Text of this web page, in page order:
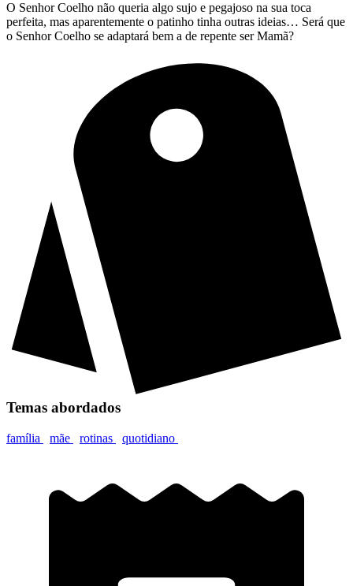
O Senhor Coelho não queria algo sujo e pegajoso na sua toca
perfeita, mas aparentemente o patinho tinha outras ideias… Será que
o Senhor Coelho se adaptará bem a de repente ser Mamã?
Temas abordados
família mãe rotinas quotidiano